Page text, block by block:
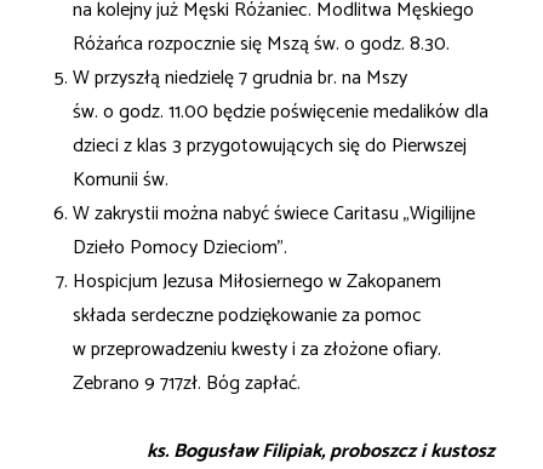
na kolejny już Męski Różaniec. Modlitwa Męskiego
Różańca rozpocznie się Mszą św. o godz. 8.30.
W przyszłą niedzielę 7 grudnia br. na Mszy
św. o godz. 11.00 będzie poświęcenie medalików dla
dzieci z klas 3 przygotowujących się do Pierwszej
Komunii św.
W zakrystii można nabyć świece Caritasu „Wigilijne
Dzieło Pomocy Dzieciom”.
Hospicjum Jezusa Miłosiernego w Zakopanem
składa serdeczne podziękowanie za pomoc
w przeprowadzeniu kwesty i za złożone ofiary.
Zebrano 9 717zł. Bóg zapłać.
ks. Bogusław Filipiak, proboszcz i kustosz